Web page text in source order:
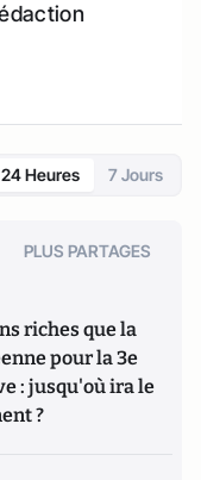
24 Heures 7 Jours
PLUS PARTAGES
riches que la
pour la 3e
: jusqu'où ira le
?